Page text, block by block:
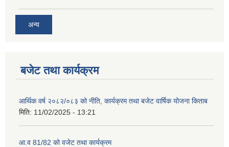
अन्य
बजेट तथा कार्यक्रम
आर्थिक वर्ष २०८२/०८३ को नीति, कार्यक्रम तथा बजेट वार्षिक योजना किताब
मिति: 11/02/2025 - 13:21
आ.व 81/82 को वजेट तथा कार्यक्रम